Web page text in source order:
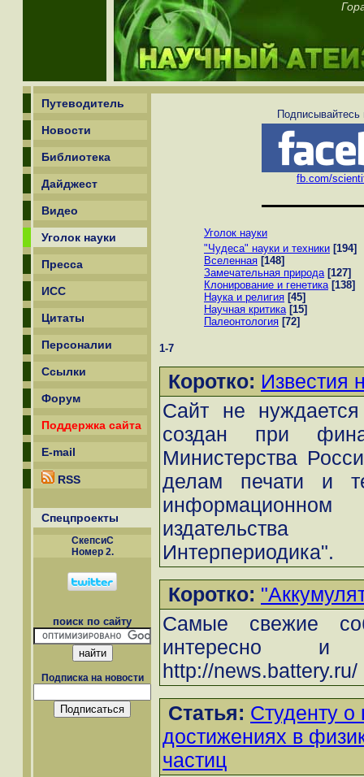
Путеводитель
Новости
Библиотека
Дайджест
Видео
Уголок науки
Пресса
ИСС
Цитаты
Персоналии
Ссылки
Форум
Поддержка сайта
E-mail
RSS
Спецпроекты
СкепсиС
Номер 2.
поиск по сайту
Подписка на новости
Подписывайтесь
fb.com/
Уголок науки
"Чудеса" науки и техники [194]
Вселенная [148]
Замечательная природа [127]
Клонирование и генетика [138]
Наука и религия [45]
Научная критика [15]
Палеонтология [72]
1-7
Коротко: Известия
Сайт не
создан при
Министерства
делам печати и
Интерпериодика".
Коротко:
Самые свежие
интересно и
http://news.battery.ru/
Статья: Студенту
достижениях в
частиц